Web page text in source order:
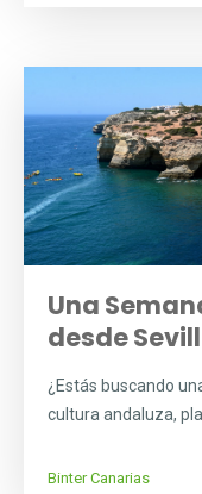
Una
desde
¿Estás buscando
cultura andaluza,
Binter Canarias